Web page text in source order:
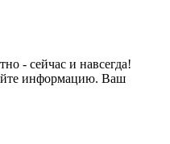
- сейчас и навсегда!
информацию. Ваш